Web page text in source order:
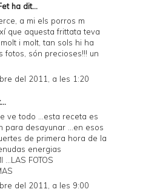
ha dit...
a mi els porros m
que aquesta frittata teva
i molt, tan sols hi ha
fotos, són precioses!!! un
del 2011, a les 1:20
ve todo ...esta receta es
para desayunar ...en esos
de primera hora de la
energias
...LAS FOTOS
del 2011, a les 9:00